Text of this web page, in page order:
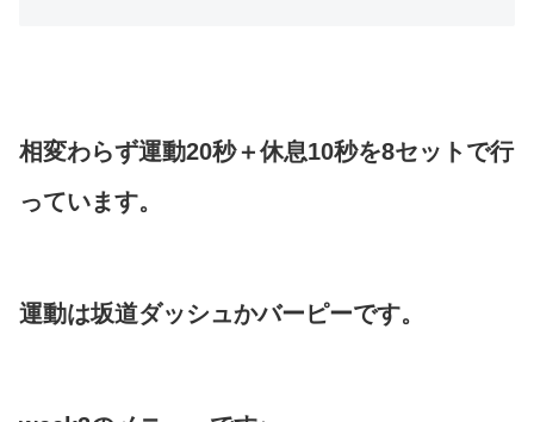
相変わらず運動20秒＋休息10秒を8セットで行
っています。
運動は坂道ダッシュかバーピーです。